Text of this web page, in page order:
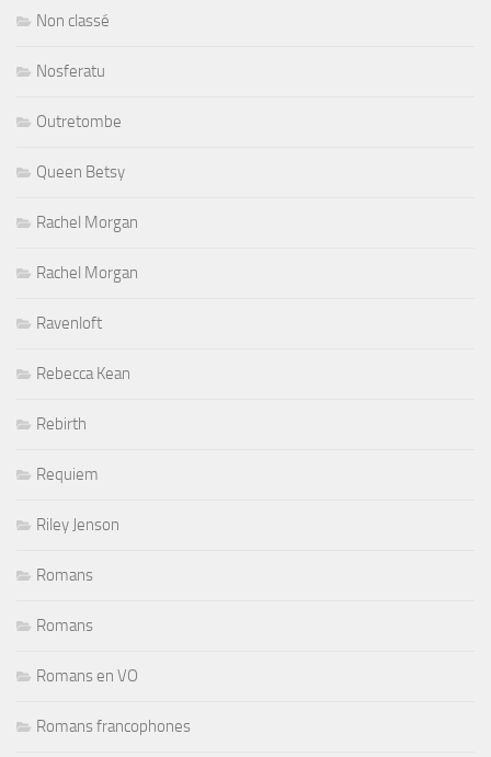
Non classé
Nosferatu
Outretombe
Queen Betsy
Rachel Morgan
Rachel Morgan
Ravenloft
Rebecca Kean
Rebirth
Requiem
Riley Jenson
Romans
Romans
Romans en VO
Romans francophones